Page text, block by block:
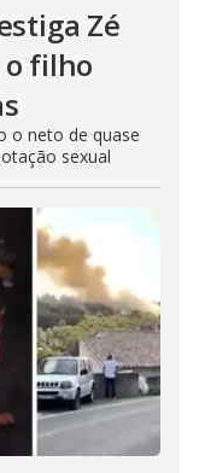
Zé
o filho
o neto de quase
sexual